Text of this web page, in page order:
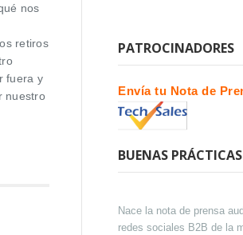
nos
retiros
fuera y
nuestro
PATROCINADORES
Envía tu Nota de
BUENAS PRÁCTICAS
Nace la nota de prensa
redes sociales B2B de la